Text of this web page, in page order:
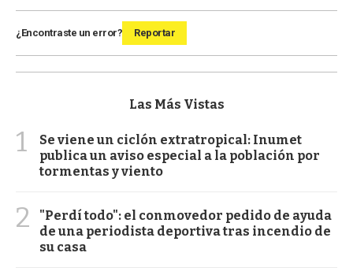
¿Encontraste un error? Reportar
Las Más Vistas
1
Se viene un ciclón extratropical: Inumet
publica un aviso especial a la población por
tormentas y viento
2
"Perdí todo": el conmovedor pedido de ayuda
de una periodista deportiva tras incendio de
su casa